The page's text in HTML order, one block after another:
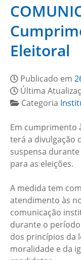
Eleitoral
Publicado em
Última
Categoria
Em cumprimento
terá a divulgação
suspensa
para as eleições.
A medida tem
atendimento às
comunicação
durante o
dos princípios da
moralidade e da